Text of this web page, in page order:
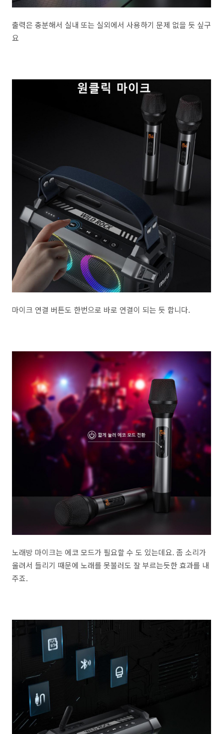
출력은 충분해서 실내 또는 실외에서 사용하기 문제 없을 듯 싶구
요
마이크 연결 버튼도 한번으로 바로 연결이 되는 듯 합니다.
노래방 마이크는 에코 모드가 필요할 수 도 있는데요. 좀 소리가
울려서 들리기 때문에 노래를 못불러도 잘 부르는듯한 효과를 내
주죠.